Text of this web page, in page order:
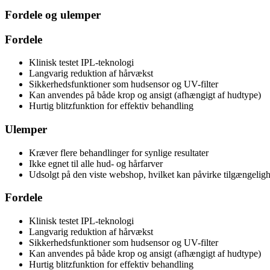
Fordele og ulemper
Fordele
Klinisk testet IPL-teknologi
Langvarig reduktion af hårvækst
Sikkerhedsfunktioner som hudsensor og UV-filter
Kan anvendes på både krop og ansigt (afhængigt af hudtype)
Hurtig blitzfunktion for effektiv behandling
Ulemper
Kræver flere behandlinger for synlige resultater
Ikke egnet til alle hud- og hårfarver
Udsolgt på den viste webshop, hvilket kan påvirke
Fordele
Klinisk testet IPL-teknologi
Langvarig reduktion af hårvækst
Sikkerhedsfunktioner som hudsensor og UV-filter
Kan anvendes på både krop og ansigt (afhængigt af hudtype)
Hurtig blitzfunktion for effektiv behandling